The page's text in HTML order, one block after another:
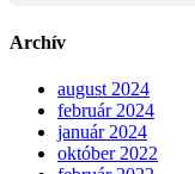
Archív
august 2024
február 2024
január 2024
október 2022